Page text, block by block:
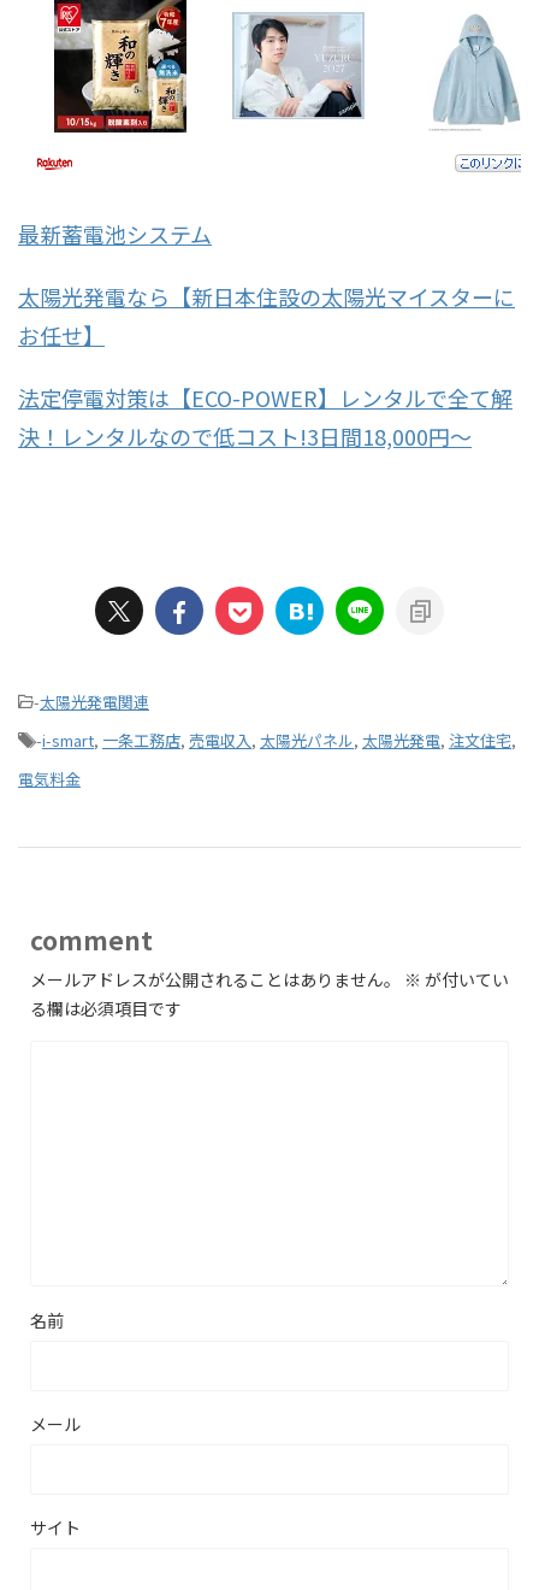
最新蓄電池システム
太陽光発電なら【新日本住設の太陽光マイスターに
お任せ】
法定停電対策は【ECO-POWER】レンタルで全て解
決！レンタルなので低コスト!3日間18,000円～
-太陽光発電関連
-i-smart, 一条工務店, 売電収入, 太陽光パネル, 太陽光発電, 注文住宅,
電気料金
comment
メールアドレスが公開されることはありません。 ※ が付いてい
る欄は必須項目です
名前
メール
サイト